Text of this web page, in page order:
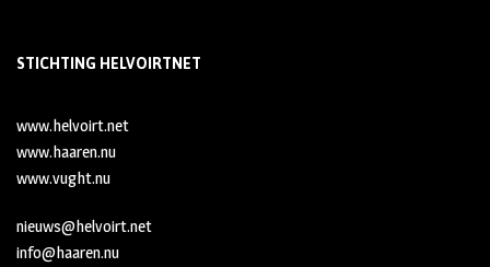
STICHTING HELVOIRTNET
www.helvoirt.net
www.haaren.nu
www.vught.nu
nieuws@helvoirt.net
info@haaren.nu